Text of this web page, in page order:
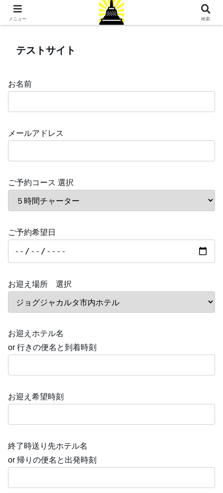
ジョグジャカルタ旅行専門店
テストサイト
お名前
メールアドレス
ご予約コース 選択
ご予約希望日
お迎え場所 選択
お迎えホテル名
or 行きの便名と到着時刻
お迎え希望時刻
終了時送り先ホテル名
or 帰りの便名と出発時刻
メニュー 検索